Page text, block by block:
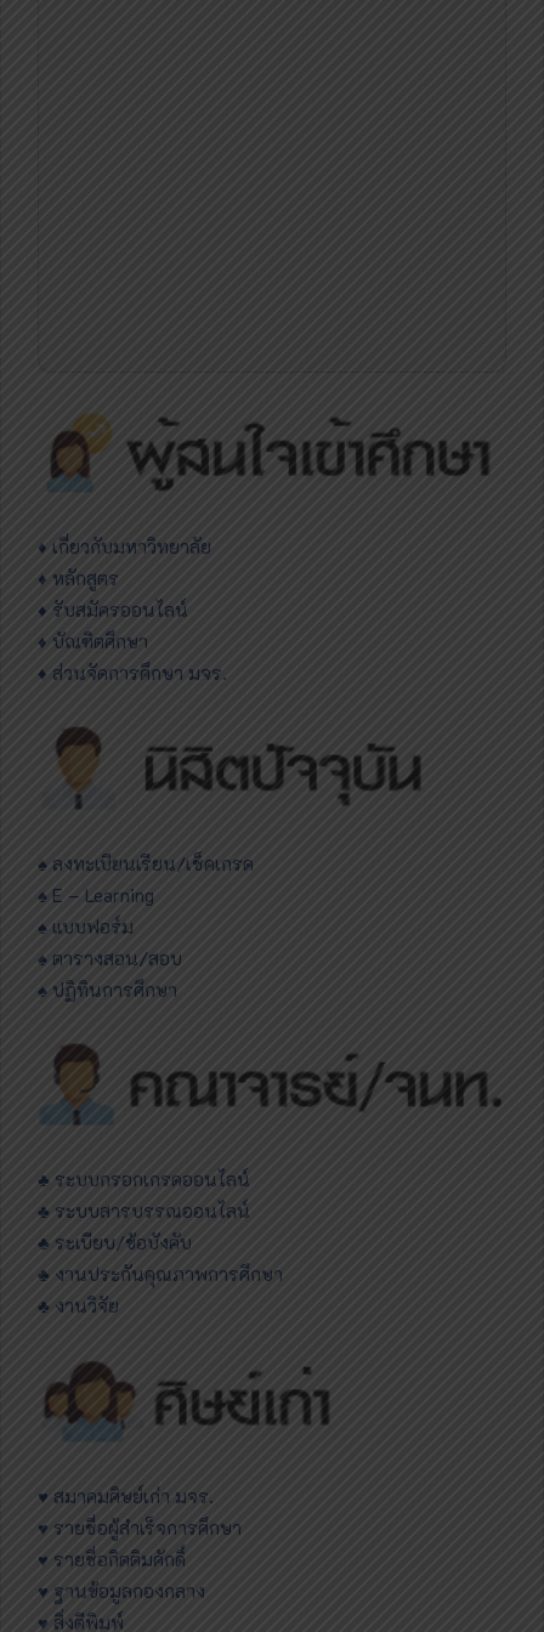
♦ เกี่ยวกับมหาวิทยาลัย
♦ หลักสูตร
♦ รับสมัครออนไลน์
♦ บัณฑิตศึกษา
♦ ส่วนจัดการศึกษา มจร.
♠ ลงทะเบียนเรียน/เช็คเกรด
♠ E – Learning
♠ แบบฟอร์ม
♠ ตารางสอน/สอบ
♠ ปฏิทินการศึกษา
♣ ระบบกรอกเกรดออนไลน์
♣ ระบบสารบรรณออนไลน์
♣ ระเบียบ/ข้อบังคับ
♣ งานประกันคุณภาพการศึกษา
♣ งานวิจัย
♥ สมาคมศิษย์เก่า มจร.
♥ รายชื่อผู้สำเร็จการศึกษา
♥ รายชื่อกิตติมศักดิ์
♥ ฐานข้อมูลกองกลาง
♥ สิ่งตีพิมพ์